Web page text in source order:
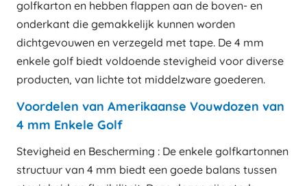
golfkarton en hebben flappen aan de boven- en
onderkant die gemakkelijk kunnen worden
dichtgevouwen en verzegeld met tape. De 4 mm
enkele golf biedt voldoende stevigheid voor diverse
producten, van lichte tot middelzware goederen.
Voordelen van Amerikaanse Vouwdozen van
4 mm Enkele Golf
Stevigheid en Bescherming : De enkele golfkartonnen
structuur van 4 mm biedt een goede balans tussen